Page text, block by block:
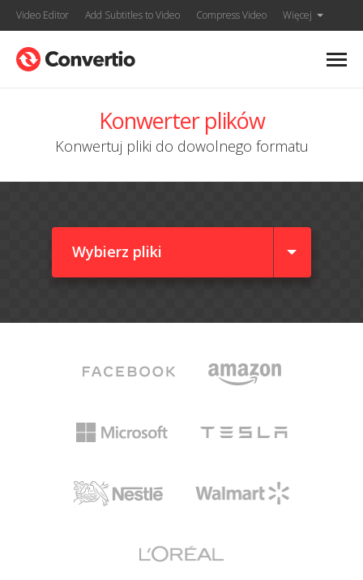
Video Editor Add Subtitles to Video Compress Video Więcej
Konwerter plików
Konwertuj pliki do dowolnego formatu
Wybierz pliki